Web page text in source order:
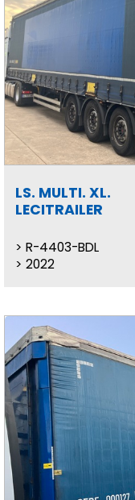
LS. MULTI. XL.
LECITRAILER
R-4403-BDL
2022